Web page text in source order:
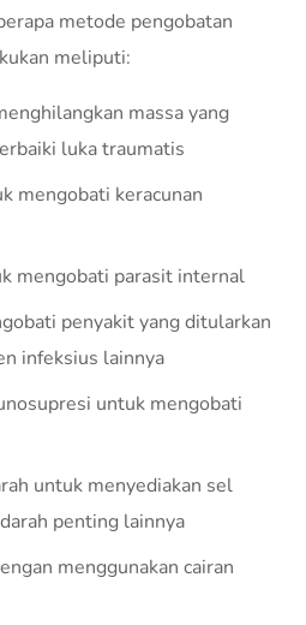
metode pengobatan
meliputi:
massa yang
luka traumatis
mengobati keracunan
mengobati parasit internal
penyakit yang ditularkan
infeksius lainnya
untuk mengobati
untuk menyediakan sel
penting lainnya
menggunakan cairan